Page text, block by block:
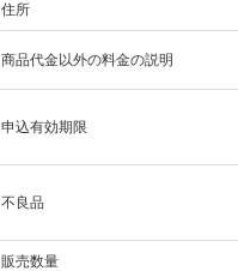
住所
商品代金以外の料金の説明
申込有効期限
不良品
販売数量